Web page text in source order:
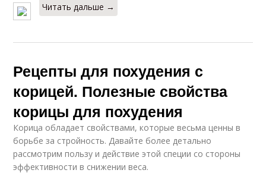
Читать дальше →
Рецепты для похудения с
корицей. Полезные свойства
корицы для похудения
Корица обладает свойствами, которые весьма ценны в
борьбе за стройность. Давайте более детально
рассмотрим пользу и действие этой специи со стороны
эффективности в снижении веса.